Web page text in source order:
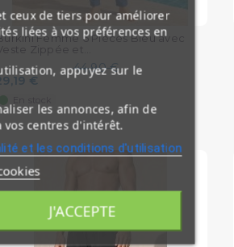
Femme 6 Pièces Bleu avec
44,90 €
€
ceux de tiers pour améliorer
liées à vos préférences en
appuyez sur le
les annonces, afin de
vos centres d'intérêt.
et les conditions d'utilisation
J'ACCEPTE